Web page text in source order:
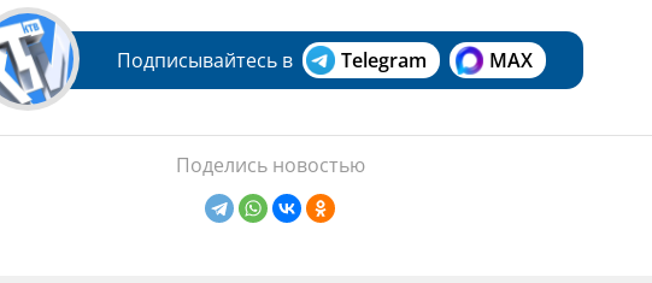
Подписывайтесь в Telegram MAX
Поделись новостью